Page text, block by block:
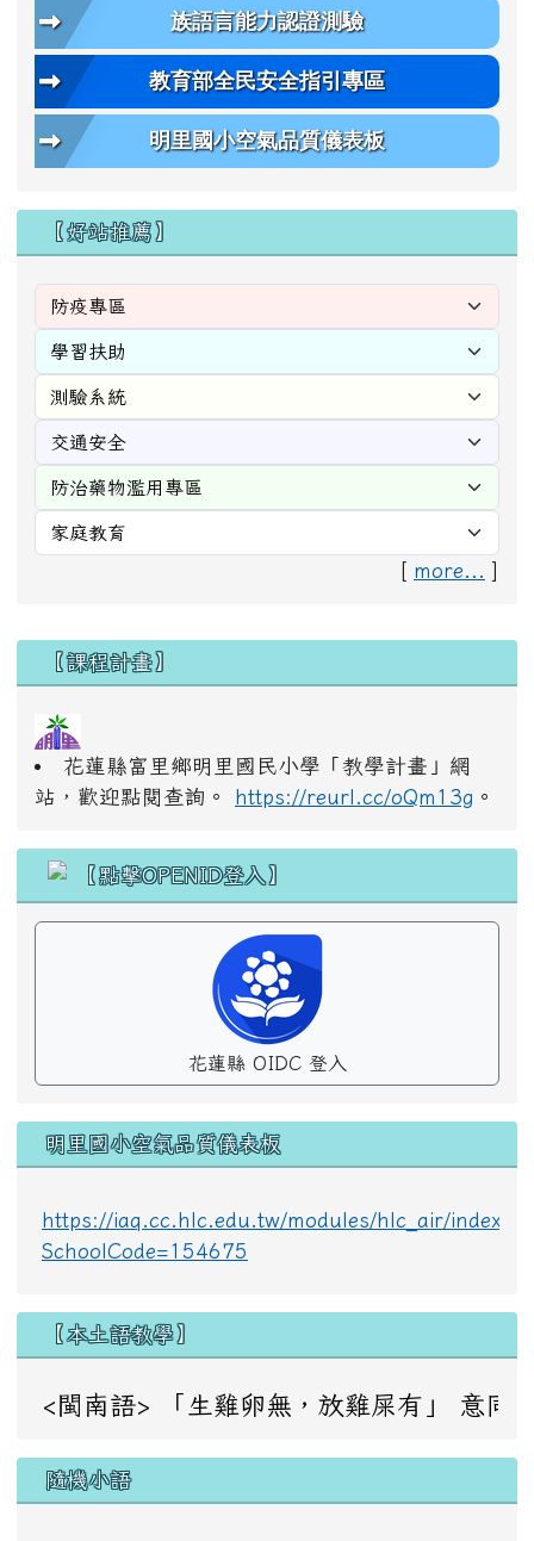
族語言能力認證測驗
教育部全民安全指引專區
明里國小空氣品質儀表板
【好站推薦】
[ more...
右邊區域內容
【課程計畫】
花蓮縣富里鄉明里國民小學「教學計畫」網
站，歡迎點閱查詢。
https://reurl.cc/oQm13g 。
花蓮縣 OIDC 登入
明里國小空氣品質儀表板
https://iaq.cc.hlc.edu.tw/modules/hlc_air/
SchoolCode=154675
【本土語教學】
<閩南語> 「生雞卵無，放雞屎有」 意
隨機小語